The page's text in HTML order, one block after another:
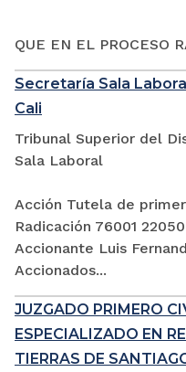
QUE EN EL PROCESO
Secretaría Sala
Cali
Tribunal Superior del
Sala Laboral
Acción Tutela de
Radicación 76001
Accionante Luis
Accionados...
JUZGADO PRIMERO
ESPECIALIZADO EN
TIERRAS DE